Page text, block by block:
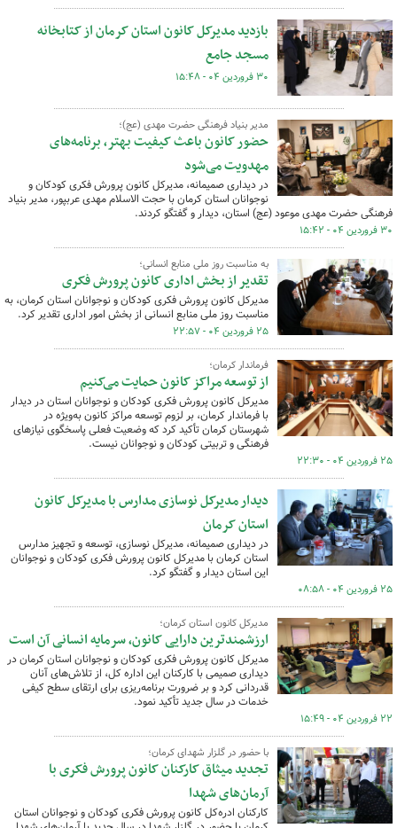
بازدید مدیرکل کانون استان کرمان از کتابخانه
مسجد جامع
۳۰ فروردین ۰۴ - ۱۵:۴۸
مدیر بنیاد فرهنگی حضرت مهدی (عج)؛
حضور کانون باعث کیفیت بهتر، برنامه‌های
مهدویت می‌شود
در دیداری صمیمانه، مدیرکل کانون پرورش فکری کودکان و
نوجوانان استان کرمان با حجت الاسلام مهدی عربپور، مدیر بنیاد
فرهنگی حضرت مهدی موعود (عج) استان، دیدار و گفتگو کردند.
۳۰ فروردین ۰۴ - ۱۵:۴۲
به مناسبت روز ملی منابع انسانی؛
تقدیر از بخش اداری کانون پرورش فکری
مدیرکل کانون پرورش فکری کودکان و نوجوانان استان کرمان، به
مناسبت روز ملی منابع انسانی از بخش امور اداری تقدیر کرد.
۲۵ فروردین ۰۴ - ۲۲:۵۷
فرماندار کرمان؛
از توسعه مراکز کانون حمایت می‌کنیم
مدیرکل کانون پرورش فکری کودکان و نوجوانان استان در دیدار
با فرماندار کرمان، بر لزوم توسعه مراکز کانون به‌ویژه در
شهرستان کرمان تأکید کرد که وضعیت فعلی پاسخگوی نیازهای
فرهنگی و تربیتی کودکان و نوجوانان نیست.
۲۵ فروردین ۰۴ - ۲۲:۳۰
دیدار مدیرکل نوسازی مدارس با مدیرکل کانون
استان کرمان
در دیداری صمیمانه، مدیرکل نوسازی، توسعه و تجهیز مدارس
استان کرمان با مدیرکل کانون پرورش فکری کودکان و نوجوانان
این استان دیدار و گفتگو کرد.
۲۵ فروردین ۰۴ - ۰۸:۵۸
مدیرکل کانون استان کرمان؛
ارزشمندترین دارایی کانون، سرمایه انسانی آن است
مدیرکل کانون پرورش فکری کودکان و نوجوانان استان کرمان در
دیداری صمیمی با کارکنان این اداره کل، از تلاش‌های آنان
قدردانی کرد و بر ضرورت برنامه‌ریزی برای ارتقای سطح کیفی
خدمات در سال جدید تأکید نمود.
۲۲ فروردین ۰۴ - ۱۵:۴۹
با حضور در گلزار شهدای کرمان؛
تجدید میثاق کارکنان کانون پرورش فکری با
آرمان‌های شهدا
کارکنان ادره‌کل کانون پرورش فکری کودکان و نوجوانان استان